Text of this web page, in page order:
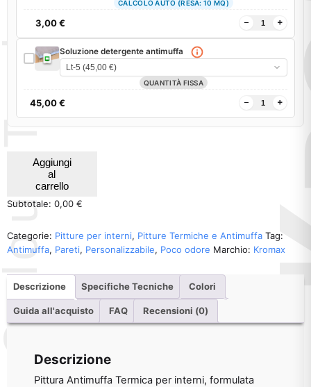
CALCOLO AUTO (RESA: 10 MQ)
3,00€
Soluzione detergente antimuffa
QUANTITÀ FISSA
45,00€
Aggiungi
al
carrello
Subtotale: 0,00 €
Categorie: Pitture per interni, Pitture Termiche e Antimuffa Tag:
Antimuffa, Pareti, Personalizzabile, Poco odore Marchio: Kromax
Descrizione Specifiche Tecniche Colori
Guida all'acquisto FAQ Recensioni (0)
Descrizione
Pittura Antimuffa Termica per interni, formulata